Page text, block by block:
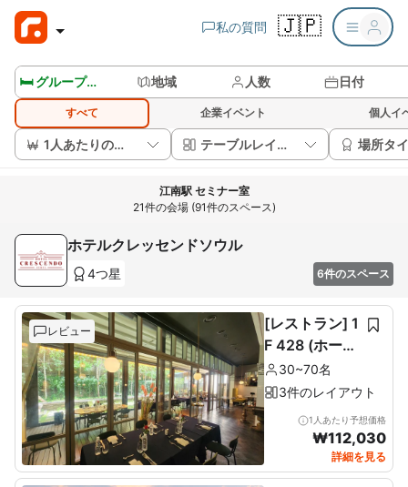
私の質問 🇯🇵
🛏️ グループルームを見る 地域 人数 日付
すべて 企業イベント 個人イ
1人あたりの価格 テーブルレイアウト 場所タ
江南駅 セミナー室
21件の会場 (91件のスペース)
ホテルクレッセンドソウル
4つ星 6件のスペース
レビュー
[レストラン] 1
F 428 (ホール
60席+ルーム1
0席)
30~70名
3件のレイアウト
1人あたり予想価格
₩112,030
詳細を見る